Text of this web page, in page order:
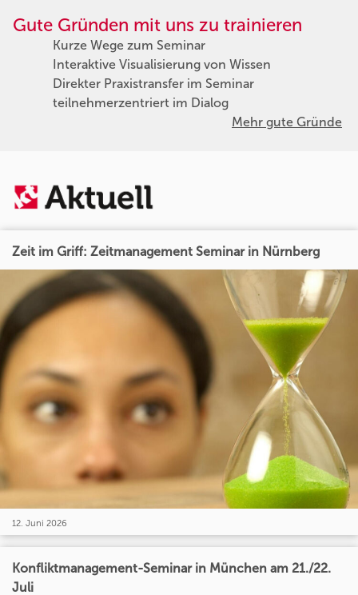
Gute Gründen mit uns zu trainieren
Kurze Wege zum Seminar
Interaktive Visualisierung von Wissen
Direkter Praxistransfer im Seminar
teilnehmerzentriert im Dialog
Mehr gute Gründe
Zeit im Griff: Zeitmanagement Seminar in Nürnberg
12. Juni 2026
Konfliktmanagement-Seminar in München am 21./22.
Juli